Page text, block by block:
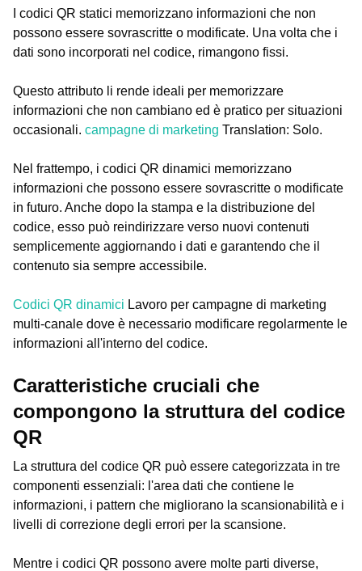
I codici QR statici memorizzano informazioni che non
possono essere sovrascritte o modificate. Una volta che i
dati sono incorporati nel codice, rimangono fissi.
Questo attributo li rende ideali per memorizzare
informazioni che non cambiano ed è pratico per situazioni
occasionali. campagne di marketing Translation: Solo.
Nel frattempo, i codici QR dinamici memorizzano
informazioni che possono essere sovrascritte o modificate
in futuro. Anche dopo la stampa e la distribuzione del
codice, esso può reindirizzare verso nuovi contenuti
semplicemente aggiornando i dati e garantendo che il
contenuto sia sempre accessibile.
Codici QR dinamici Lavoro per campagne di marketing
multi-canale dove è necessario modificare regolarmente le
informazioni all'interno del codice.
Caratteristiche cruciali che
compongono la struttura del codice
QR
La struttura del codice QR può essere categorizzata in tre
componenti essenziali: l'area dati che contiene le
informazioni, i pattern che migliorano la scansionabilità e i
livelli di correzione degli errori per la scansione.
Mentre i codici QR possono avere molte parti diverse,